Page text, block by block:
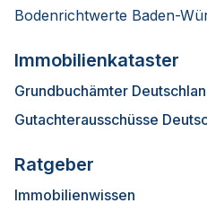
Bodenrichtwerte Baden-
Immobilienkataster
Grundbuchämter
Gutachterausschüsse
Ratgeber
Immobilienwissen